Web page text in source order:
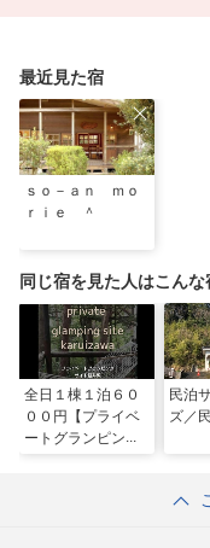
最近見た宿
ｓｏ－ａｎ ｍｏ
ｒｉｅ ＾
同じ宿を見た人はこん
全日１棟１泊６０
００円【プライベ
ートグランピング
民泊
ズ／